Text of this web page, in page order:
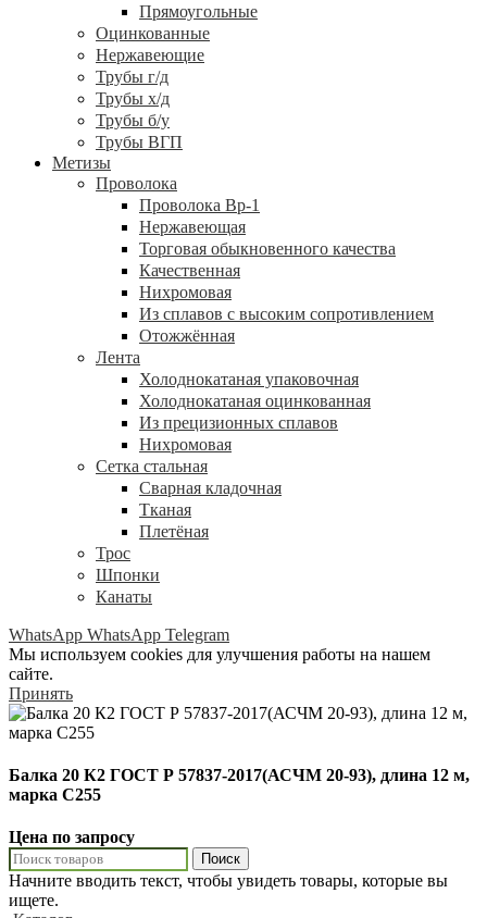
Прямоугольные
Оцинкованные
Нержавеющие
Трубы г/д
Трубы х/д
Трубы б/у
Трубы ВГП
Метизы
Проволока
Проволока Вр-1
Нержавеющая
Торговая обыкновенного качества
Качественная
Нихромовая
Из сплавов с высоким сопротивлением
Отожжённая
Лента
Холоднокатаная упаковочная
Холоднокатаная оцинкованная
Из прецизионных сплавов
Нихромовая
Сетка стальная
Сварная кладочная
Тканая
Плетёная
Трос
Шпонки
Канаты
WhatsApp WhatsApp Telegram
Мы используем cookies для улучшения работы на нашем
сайте.
Принять
Балка 20 К2 ГОСТ Р 57837-2017(АСЧМ 20-93), длина 12 м,
марка С255
Цена по запросу
Поиск
Начните вводить текст, чтобы увидеть товары, которые вы
ищете.